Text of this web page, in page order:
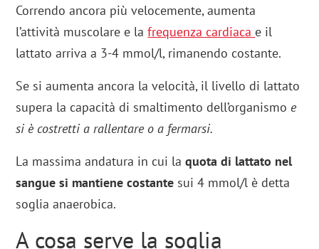
Correndo ancora più velocemente, aumenta
l’attività muscolare e lafrequenza cardiaca e il
lattato arriva a 3-4 mmol/l, rimanendo costante.
Se si aumenta ancora la velocità, il livello di lattato
supera la capacità di smaltimento dell’organismo e
si è costretti a rallentare o a fermarsi.
La massima andatura in cui laquota di lattato nel
sangue si mantiene costante sui 4 mmol/l è detta
soglia anaerobica.
A cosa serve la soglia